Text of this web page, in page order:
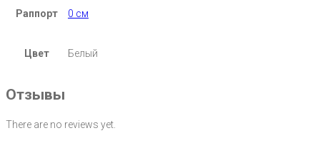
Раппорт 0 см
Цвет Белый
Отзывы
There are no reviews yet.